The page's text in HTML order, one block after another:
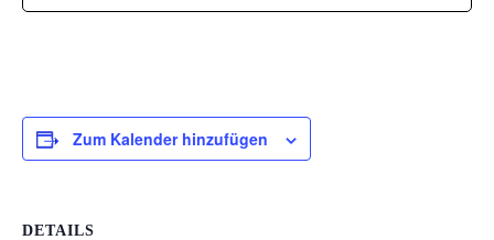
Zum Kalender hinzufügen
DETAILS